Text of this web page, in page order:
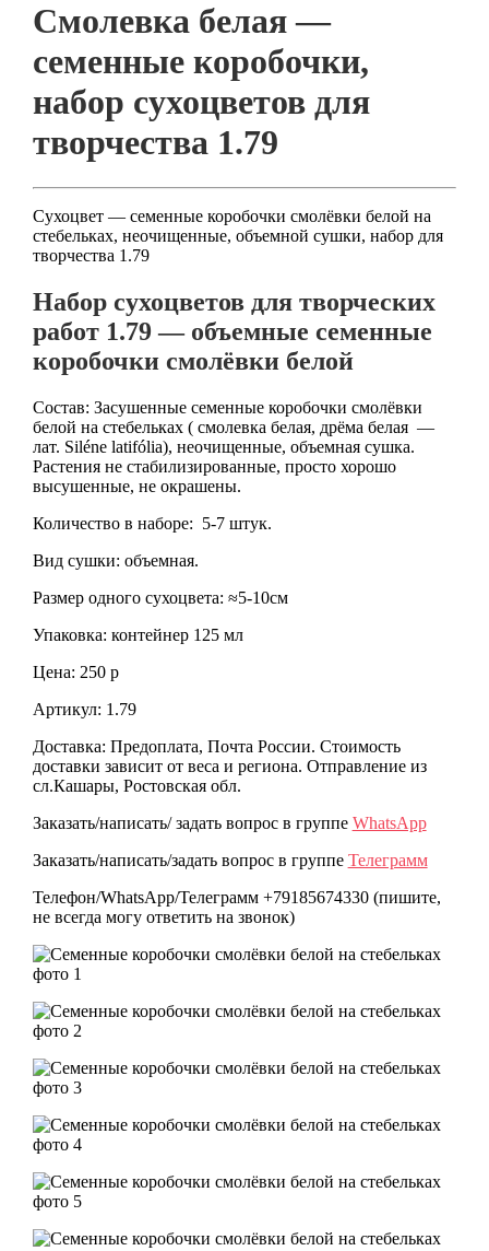
Смолевка белая —
семенные коробочки,
набор сухоцветов для
творчества 1.79
Сухоцвет — семенные коробочки смолёвки белой на
стебельках, неочищенные, объемной сушки, набор для
творчества 1.79
Набор сухоцветов для творческих
работ 1.79 — объемные семенные
коробочки смолёвки белой
Состав: Засушенные семенные коробочки смолёвки
белой на стебельках ( смолевка белая, дрёма белая —
лат. Siléne latifólia), неочищенные, объемная сушка.
Растения не стабилизированные, просто хорошо
высушенные, не окрашены.
Количество в наборе: 5-7 штук.
Вид сушки: объемная.
Размер одного сухоцвета: ≈5-10см
Упаковка: контейнер 125 мл
Цена: 250 р
Артикул: 1.79
Доставка: Предоплата, Почта России. Стоимость
доставки зависит от веса и региона. Отправление из
сл.Кашары, Ростовская обл.
Заказать/написать/ задать вопрос в группе WhatsApp
Заказать/написать/задать вопрос в группе Телеграмм
Телефон/WhatsApp/Телеграмм +79185674330 (пишите,
не всегда могу ответить на звонок)